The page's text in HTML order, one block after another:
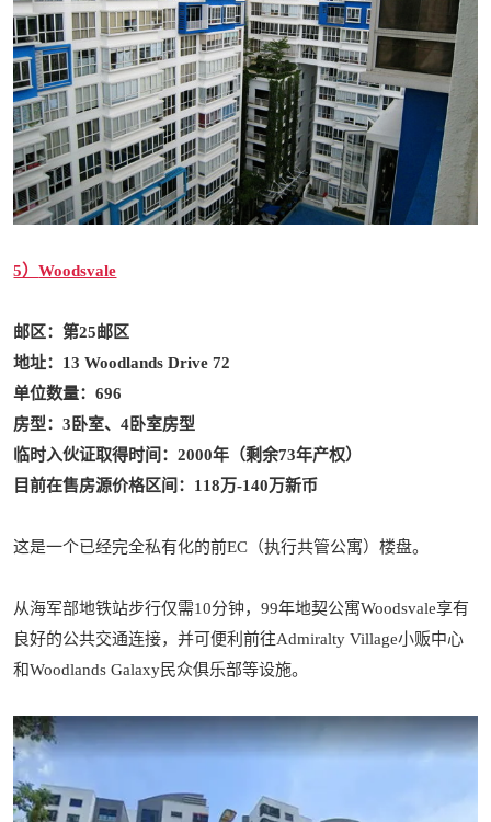
5）Woodsvale
邮区：第25邮区
地址： 13 Woodlands Drive 72
单位数量：696
房型：3卧室、4卧室房型
临时入伙证取得时间：2000年（剩余73年产权）
目前在售房源价格区间：118万-140万新币
这是一个已经完全私有化的前EC（执行共管公寓）楼盘。
从海军部地铁站步行仅需10分钟，99年地契公寓Woodsvale享有
良好的公共交通连接，并可便利前往Admiralty Village小贩中心
和Woodlands Galaxy民众俱乐部等设施。